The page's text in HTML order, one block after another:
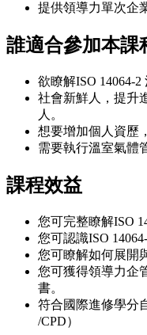
提供領導力單次企
誰適合參加本課
欲瞭解ISO 14064-
社會新鮮人，提升
人。
想要增加個人資歷
需要執行溫室氣體
課程效益
您可完整瞭解ISO
您可認識ISO
您可瞭解如何展開
您可獲得領導力企
書。
符合國際進修學分
/CPD）